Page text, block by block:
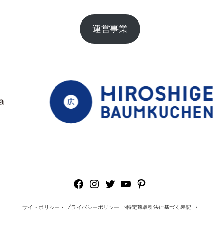
運営事業
Facebook
Instagram
Twitter
YouTube
Pinterest
サイトポリシー・プライバシーポリシー 特定商取引法に基づく表記